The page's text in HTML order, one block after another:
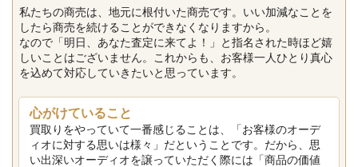
私たちの商売は、地元に根付いた商売です。いい加減なことを
したら商売を続けることができなくなりますから。
なので「明日、あなた査定に来てよ！」と指名された時ほど嬉
しいことはございません。これからも、お客様一人ひとり真心
を込めて対応していきたいと思っています。
心がけていること
買取りをやっていて一番感じることは、「お客様のオーデ
ィオに対する思いは様々」だということです。だから、思
い出深いオーディオを譲っていただく際には「商品の価値